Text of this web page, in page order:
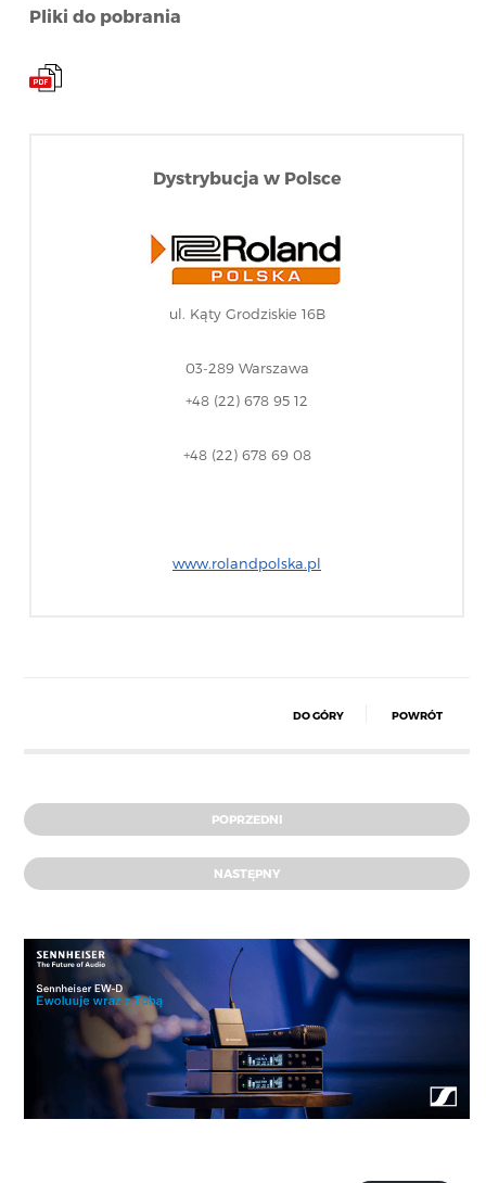
Pliki do pobrania
Dystrybucja w Polsce
ul. Kąty Grodziskie 16B
03-289 Warszawa
+48 (22) 678 95 12
+48 (22) 678 69 08
www.rolandpolska.pl
DO GÓRY POWRÓT
POPRZEDNI
NASTĘPNY